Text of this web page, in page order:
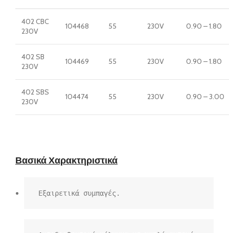
402 CBC
230V
104468 55 230V 0.90 – 1.80
402 SB
230V
104469 55 230V 0.90 – 1.80
402 SBS
230V
104474 55 230V 0.90 – 3.00
Βασικά Χαρακτηριστικά
Εξαιρετικά συμπαγές.